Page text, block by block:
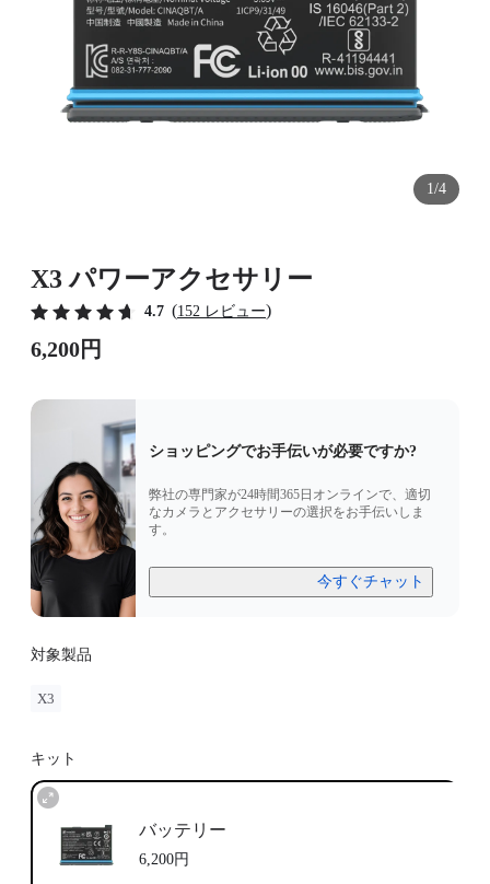
1/4
X3 パワーアクセサリー
4.7 (152 レビュー)
6,200円
ショッピングでお手伝いが必要ですか?
弊社の専門家が24時間365日オンラインで、適切
なカメラとアクセサリーの選択をお手伝いしま
す。
今すぐチャット
対象製品
X3
キット
バッテリー
6,200円